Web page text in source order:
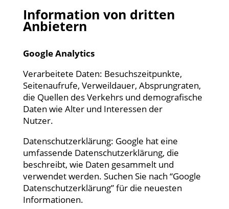
Information von dritten
Anbietern
Google Analytics
Verarbeitete Daten: Besuchszeitpunkte,
Seitenaufrufe, Verweildauer, Absprungraten,
die Quellen des Verkehrs und demografische
Daten wie Alter und Interessen der
Nutzer.
Datenschutzerklärung: Google hat eine
umfassende Datenschutzerklärung, die
beschreibt, wie Daten gesammelt und
verwendet werden. Suchen Sie nach “Google
Datenschutzerklärung” für die neuesten
Informationen.